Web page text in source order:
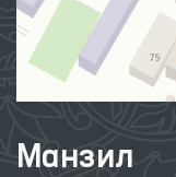
Манзил